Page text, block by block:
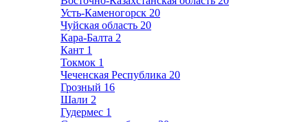
Усть-Каменогорск 20
Чуйская область 20
Кара-Балта 2
Кант 1
Токмок 1
Чеченская Республика 20
Грозный 16
Шали 2
Гудермес 1